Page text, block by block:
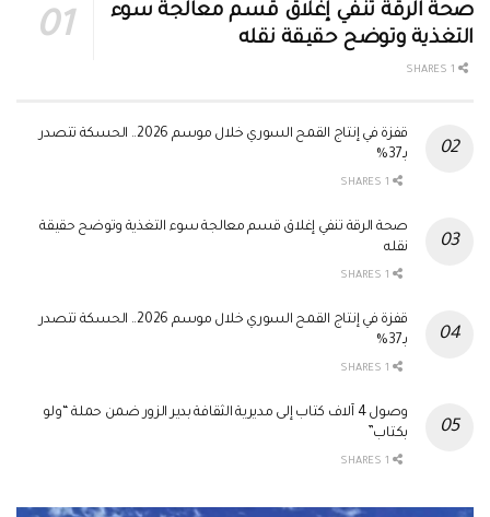
صحة الرقة تنفي إغلاق قسم معالجة سوء
التغذية وتوضح حقيقة نقله
قفزة في إنتاج القمح السوري خلال موسم 2026.. الحسكة تتصدر
بـ37%
صحة الرقة تنفي إغلاق قسم معالجة سوء التغذية وتوضح حقيقة
نقله
قفزة في إنتاج القمح السوري خلال موسم 2026.. الحسكة تتصدر
بـ37%
وصول 4 آلاف كتاب إلى مديرية الثقافة بدير الزور ضمن حملة “ولو
بكتاب”